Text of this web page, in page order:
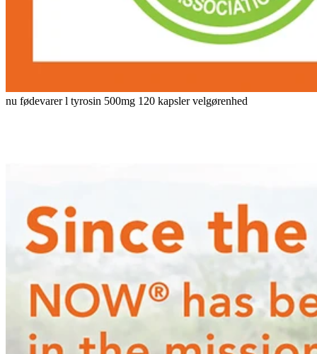
nu fødevarer l tyrosin 500mg 120 kapsler velgørenhed